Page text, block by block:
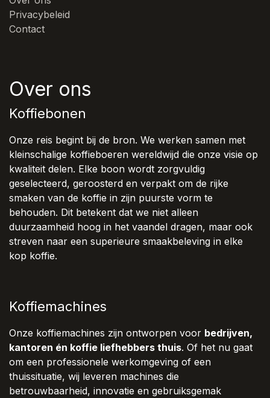
Privacybeleid
Contact
Over ons
Koffiebonen
Onze reis begint bij de bron. We werken samen met
kleinschalige koffieboeren wereldwijd die onze visie op
kwaliteit delen. Elke boon wordt zorgvuldig
geselecteerd, geroosterd en verpakt om de rijke
smaken van de koffie in zijn puurste vorm te
behouden. Dit betekent dat we niet alleen
duurzaamheid hoog in het vaandel dragen, maar ook
streven naar een superieure smaakbeleving in elke
kop koffie.
Koffiemachines
Onze koffiemachines zijn ontworpen voor bedrijven,
kantoren én koffie liefhebbers thuis. Of het nu gaat
om een professionele werkomgeving of een
thuissituatie, wij leveren machines die
betrouwbaarheid, innovatie en gebruiksgemak